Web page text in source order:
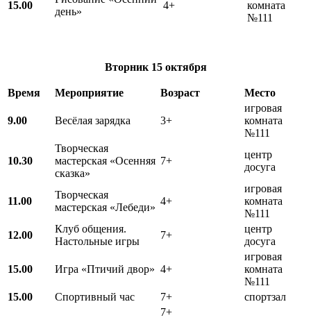
15.00
день»
4+
комната
№111
Вторник 15 октября
Время Мероприятие Возраст Место
9.00 Весёлая зарядка 3+
игровая
комната
№111
10.30
Творческая
мастерская «Осенняя
сказка»
7+
центр
досуга
11.00
Творческая
мастерская «Лебеди»
4+
игровая
комната
№111
12.00
Клуб общения.
Настольные игры
7+
центр
досуга
15.00 Игра «Птичий двор» 4+
игровая
комната
№111
15.00
Спортивный час 7+ спортзал
7+